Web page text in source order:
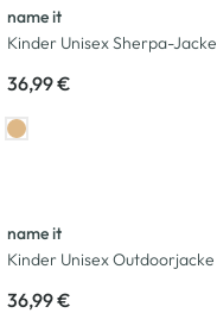
name it
Kinder Unisex Sherpa-Jacke
36,99 €
name it
Kinder Unisex Outdoorjacke
36,99 €